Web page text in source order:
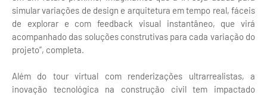
simular variações de design e arquitetura em tempo real, fáceis
de explorar e com feedback visual instantâneo, que virá
acompanhado das soluções construtivas para cada variação do
projeto”, completa.
Além do tour virtual com renderizações ultrarrealistas, a
inovação tecnológica na construção civil tem impactado